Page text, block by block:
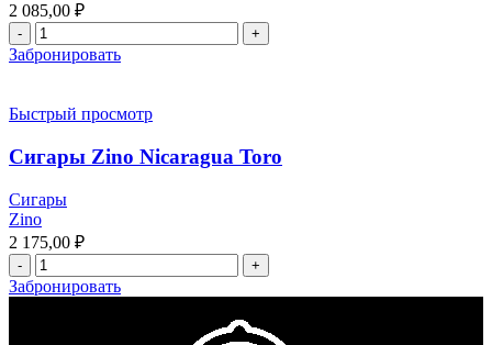
2 085,00 ₽
Забронировать
Быстрый просмотр
Сигары Zino Nicaragua Toro
Сигары
Zino
2 175,00 ₽
Забронировать